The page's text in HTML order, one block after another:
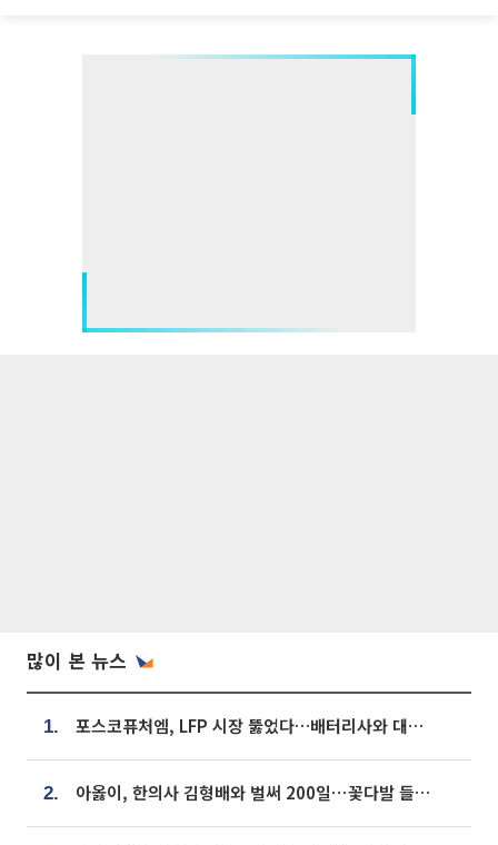
많이 본 뉴스
1. 포스코퓨처엠, LFP 시장 뚫었다…배터리사와 대규모 장기 공급 합의
2. 아옳이, 한의사 김형배와 벌써 200일⋯꽃다발 들고 "프러포즈 아냐"